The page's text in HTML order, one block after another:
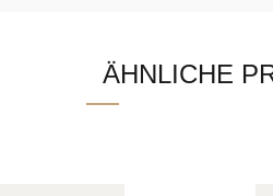
ÄHNLICHE